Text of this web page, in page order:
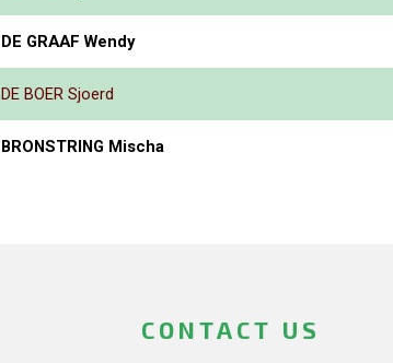
DE GRAAF Wendy
DE BOER Sjoerd
BRONSTRING Mischa
CONTACT US